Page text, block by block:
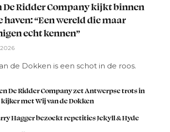
De Ridder Company kijkt binnen
haven: “Een wereld die maar
echt kennen”
de Dokken is een schot in de roos.
De Ridder Company zet Antwerpse trots in
kijker met Wij van de Dokken
Hagger bezoekt repetities Jekyll & Hyde